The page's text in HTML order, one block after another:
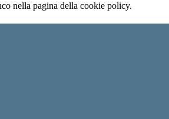
nella pagina della cookie policy.